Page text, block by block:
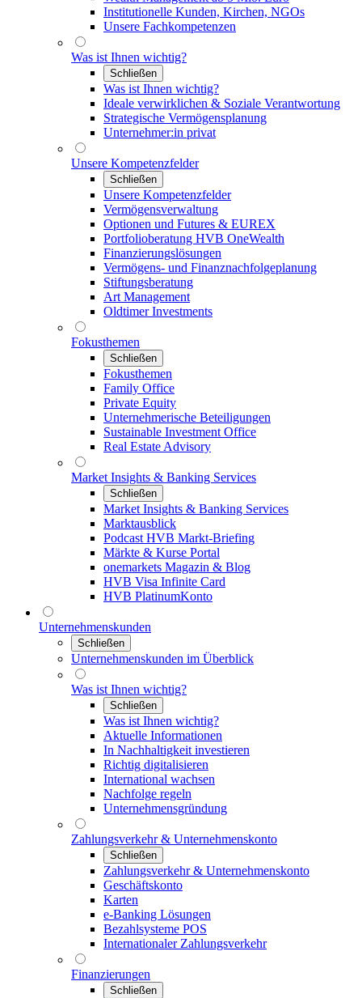
Institutionelle Kunden, Kirchen, NGOs
Unsere Fachkompetenzen
Was ist Ihnen wichtig?
Schließen
Was ist Ihnen wichtig?
Ideale verwirklichen & Soziale Verantwortung
Strategische Vermögensplanung
Unternehmer:in privat
Unsere Kompetenzfelder
Schließen
Unsere Kompetenzfelder
Vermögensverwaltung
Optionen und Futures & EUREX
Portfolioberatung HVB OneWealth
Finanzierungslösungen
Vermögens- und Finanznachfolgeplanung
Stiftungsberatung
Art Management
Oldtimer Investments
Fokusthemen
Schließen
Fokusthemen
Family Office
Private Equity
Unternehmerische Beteiligungen
Sustainable Investment Office
Real Estate Advisory
Market Insights & Banking Services
Schließen
Market Insights & Banking Services
Marktausblick
Podcast HVB Markt-Briefing
Märkte & Kurse Portal
onemarkets Magazin & Blog
HVB Visa Infinite Card
HVB PlatinumKonto
Unternehmenskunden
Schließen
Unternehmenskunden im Überblick
Was ist Ihnen wichtig?
Schließen
Was ist Ihnen wichtig?
Aktuelle Informationen
In Nachhaltigkeit investieren
Richtig digitalisieren
International wachsen
Nachfolge regeln
Unternehmensgründung
Zahlungsverkehr & Unternehmenskonto
Schließen
Zahlungsverkehr & Unternehmenskonto
Geschäftskonto
Karten
e-Banking Lösungen
Bezahlsysteme POS
Internationaler Zahlungsverkehr
Finanzierungen
Schließen